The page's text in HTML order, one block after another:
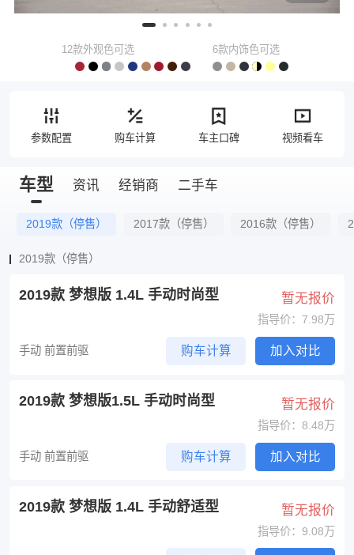
12款外观色可选 6款内饰色可选
参数配置 购车计算 车主口碑 视频看车
车型 资讯 经销商 二手车
2019款（停售） 2017款（停售） 2016款（停售）
2019款（停售）
2019款 梦想版 1.4L 手动时尚型 暂无报价
指导价：7.98万
手动 前置前驱 购车计算 加入对比
2019款 梦想版1.5L 手动时尚型 暂无报价
指导价：8.48万
手动 前置前驱 购车计算 加入对比
2019款 梦想版 1.4L 手动舒适型 暂无报价
指导价：9.08万